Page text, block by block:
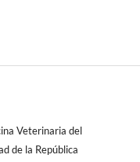
Veterinaria del
de la República